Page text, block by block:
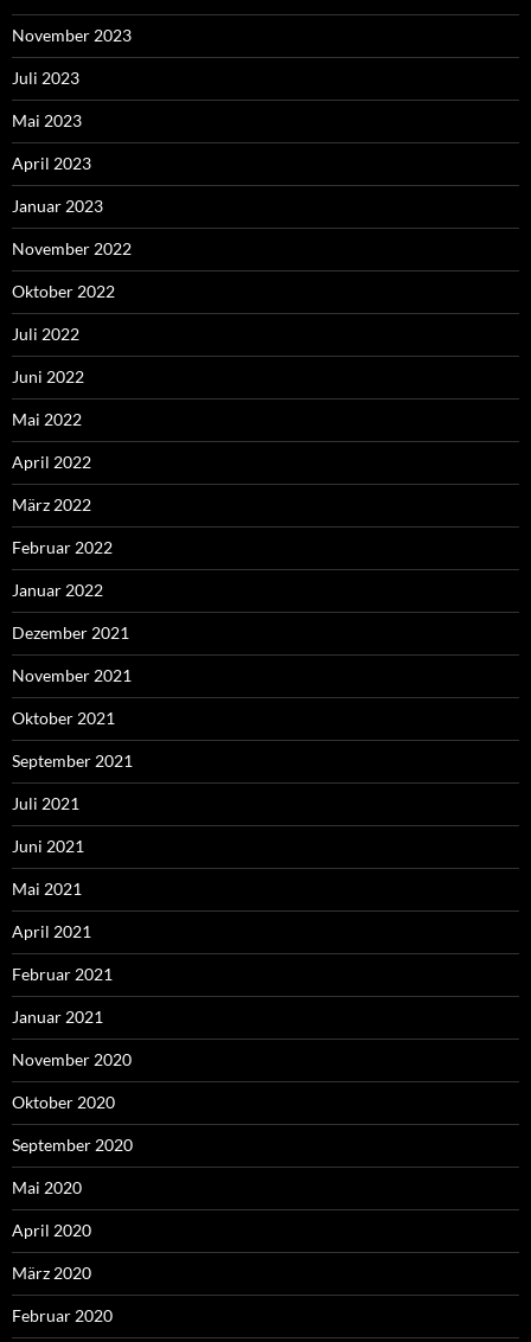
November 2023
Juli 2023
Mai 2023
April 2023
Januar 2023
November 2022
Oktober 2022
Juli 2022
Juni 2022
Mai 2022
April 2022
März 2022
Februar 2022
Januar 2022
Dezember 2021
November 2021
Oktober 2021
September 2021
Juli 2021
Juni 2021
Mai 2021
April 2021
Februar 2021
Januar 2021
November 2020
Oktober 2020
September 2020
Mai 2020
April 2020
März 2020
Februar 2020